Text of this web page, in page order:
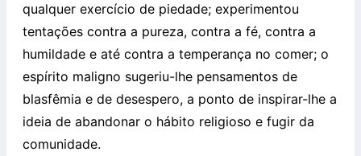
qualquer exercício de piedade; experimentou
tentações contra a pureza, contra a fé, contra a
humildade e até contra a temperança no comer; o
espírito maligno sugeriu-lhe pensamentos de
blasfêmia e de desespero, a ponto de inspirar-lhe a
ideia de abandonar o hábito religioso e fugir da
comunidade.